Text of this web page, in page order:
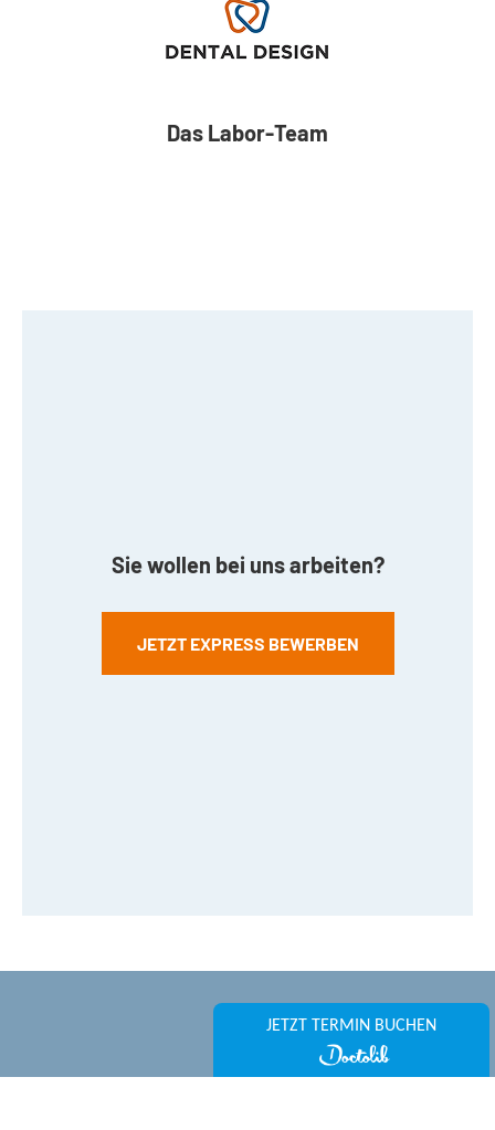
Das Labor-Team
Sie wollen bei uns arbeiten?
JETZT EXPRESS BEWERBEN
KONTAKT
JETZT TERMIN BUCHEN